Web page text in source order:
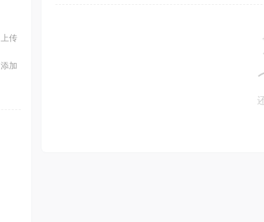
上传
添加